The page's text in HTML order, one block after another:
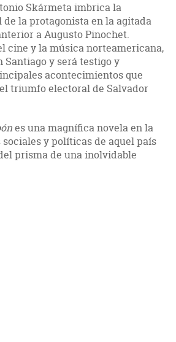
Skármeta imbrica la
la protagonista en la agitada
a Augusto Pinochet.
cine y la música norteamericana,
Santiago y será testigo y
acontecimientos que
triumfo electoral de Salvador
es una magnífica novela en la
y políticas de aquel país
prisma de una inolvidable